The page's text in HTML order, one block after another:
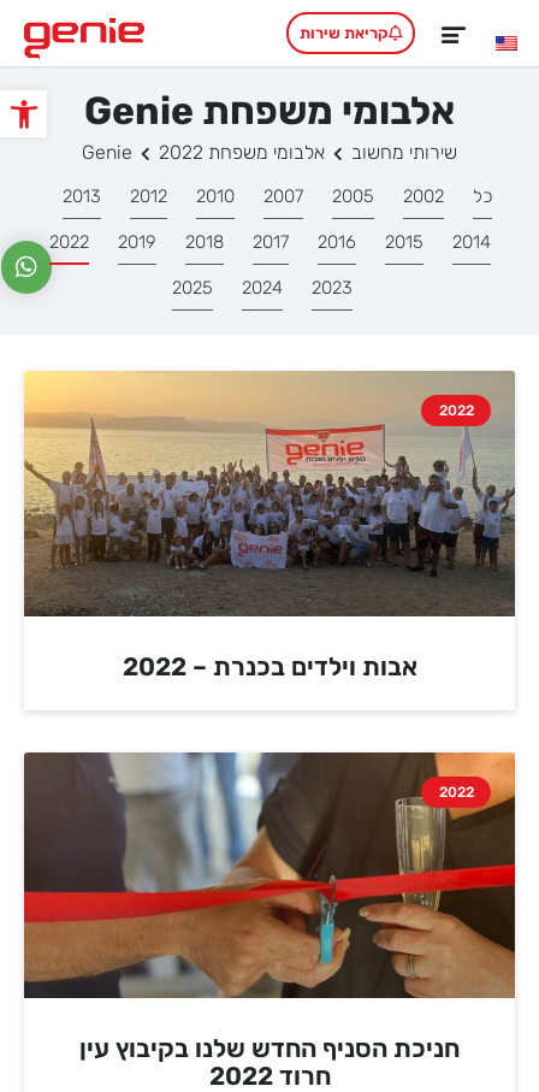
פתח
קריאת שירות
אלבומי משפחת Genie
שירותי מחשוב אלבומי משפחת Genie 2022
כל 2002
2005
2007
2010
2012
2013
2014
2015
2016
2017
2018
2019
2022
2023
2024
2025
2022
אבות וילדים בכנרת – 2022
2022
חניכת הסניף החדש שלנו בקיבוץ עין
חרוד 2022